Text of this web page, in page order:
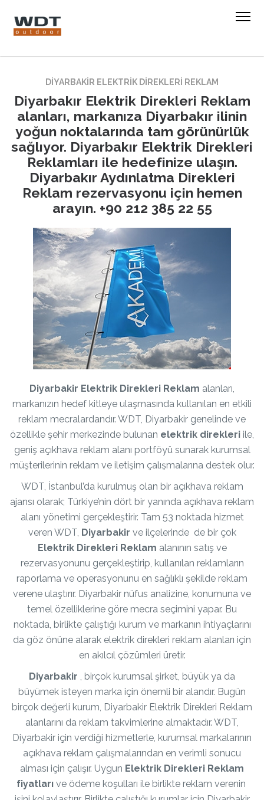
DIYARBAKIR ELEKTRIK DIREKLERI REKLAM
Diyarbakır Elektrik Direkleri Reklam
alanları, markanıza Diyarbakır ilinin
yoğun noktalarında tam görünürlük
sağlıyor. Diyarbakır Elektrik Direkleri
Reklamları ile hedefinize ulaşın.
Diyarbakır Aydınlatma Direkleri
Reklam rezervasyonu için hemen
arayın. +90 212 385 22 55
Diyarbakir Elektrik Direkleri Reklam alanları,
markanızın hedef kitleye ulaşmasında kullanılan en etkili
reklam mecralardandır. WDT, Diyarbakir genelinde ve
özellikle şehir merkezinde bulunan elektrik direkleri ile,
geniş açıkhava reklam alanı portföyü sunarak kurumsal
müşterilerinin reklam ve iletişim çalışmalarına destek olur.
WDT, İstanbul’da kurulmuş olan bir açıkhava reklam
ajansı olarak; Türkiye’nin dört bir yanında açıkhava reklam
alanı yönetimi gerçekleştirir. Tam 53 noktada hizmet
veren WDT, Diyarbakir ve ilçelerinde de bir çok
Elektrik Direkleri Reklam alanının satış ve
rezervasyonunu gerçekleştirip, kullanılan reklamların
raporlama ve operasyonunu en sağlıklı şekilde reklam
verene ulaştırır. Diyarbakir nüfus analizine, konumuna ve
temel özelliklerine göre mecra seçimini yapar. Bu
noktada, birlikte çalıştığı kurum ve markanın ihtiyaçlarını
da göz önüne alarak elektrik direkleri reklam alanları için
en akılcıl çözümleri üretir.
Diyarbakir , birçok kurumsal şirket, büyük ya da
büyümek isteyen marka için önemli bir alandır. Bugün
birçok değerli kurum, Diyarbakir Elektrik Direkleri Reklam
alanlarını da reklam takvimlerine almaktadır. WDT,
Diyarbakir için verdiği hizmetlerle, kurumsal markalarının
açıkhava reklam çalışmalarından en verimli sonucu
alması için çalışır. Uygun Elektrik Direkleri Reklam
fiyatlarıve ödeme koşulları ile birlikte reklam verenin